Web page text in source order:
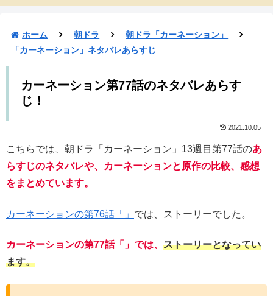
ホーム 朝ドラ
朝ドラ「カーネーション」
「カーネーション」ネタバレあらすじ
カーネーション第77話のネタバレあらす
じ！
2021.10.05
こちらでは、朝ドラ「カーネーション」13週目第77話のあ
らすじのネタバレや、カーネーションと原作の比較、感想
をまとめています。
カーネーションの第76話「」 では、ストーリーでした。
カーネーションの第77話「」では、 ストーリーとなってい
ます。